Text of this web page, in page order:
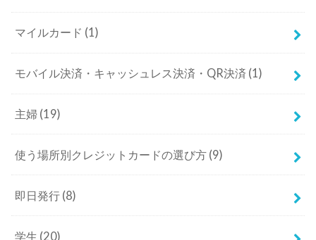
マイルカード (1)
モバイル決済・キャッシュレス決済・QR決済 (1)
主婦 (19)
使う場所別クレジットカードの選び方 (9)
即日発行 (8)
学生 (20)